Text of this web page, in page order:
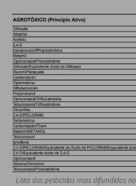
Lista dos pesticidas mais difundidos